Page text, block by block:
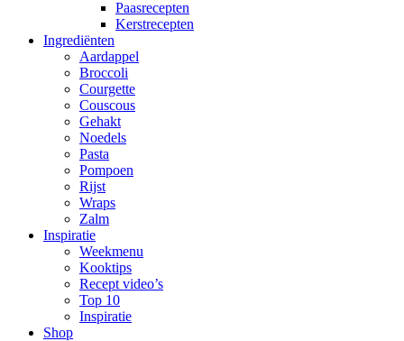
Paasrecepten
Kerstrecepten
Ingrediënten
Aardappel
Broccoli
Courgette
Couscous
Gehakt
Noedels
Pasta
Pompoen
Rijst
Wraps
Zalm
Inspiratie
Weekmenu
Kooktips
Recept video’s
Top 10
Inspiratie
Shop